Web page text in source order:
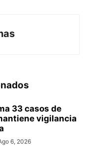
33 casos de
vigilancia
6, 2026